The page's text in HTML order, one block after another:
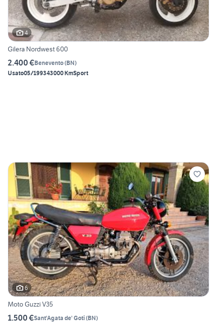
4
Gilera Nordwest 600
2.400 €Benevento(BN)
Usato05/199343000 KmSport
6
Moto Guzzi V35
1.500 €Sant'Agata de' Goti(BN)